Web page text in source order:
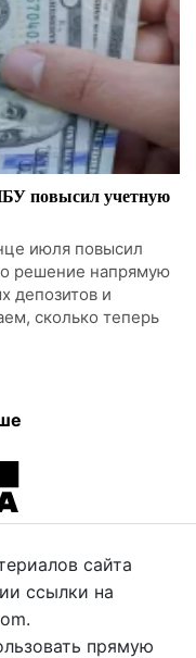
повысил учетную
июля повысил
решение напрямую
депозитов и
сколько теперь
сайта
ссылки на
прямую